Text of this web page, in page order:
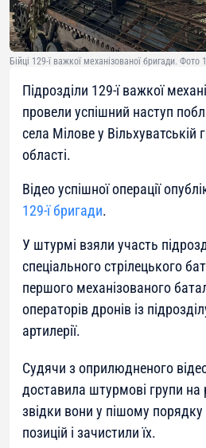
Бійці 129-ї важкої механізованої бригади. Фото
Підрозділи 129-ї важкої
провели успішний наступ
села Мілове у Вільхуватській
області.
Відео успішної операції
129-ї бригади.
У штурмі взяли участь
спеціального стрілецького
першого механізованого
операторів дронів із
артилерії.
Судячи з оприлюдненого
доставила штурмові групи на
звідки вони у пішому порядку
позицій і зачистили їх.